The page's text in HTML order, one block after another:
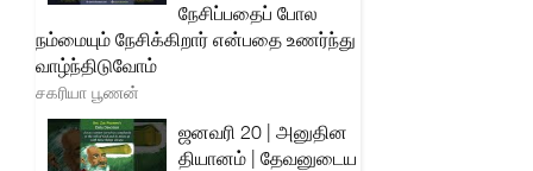
நேசிப்பதைப் போல
நம்மையும் நேசிக்கிறார் என்பதை உணர்ந்து
வாழ்ந்திடுவோம்
சகரியா பூணன்
ஜனவரி 20 | அனுதின
தியானம் | தேவனுடைய